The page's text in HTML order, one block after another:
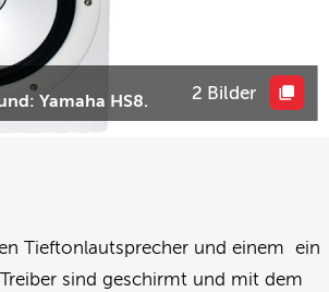
Yamaha HS8. 2 Bilder
Tieftonlautsprecher und einem ein
sind geschirmt und mit dem